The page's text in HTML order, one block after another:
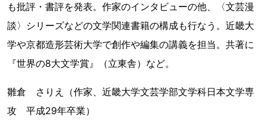
も批評・書評を発表。作家のインタビューの他、〈文芸漫
談〉シリーズなどの文学関連書籍の構成も行なう。近畿大
学や京都造形芸術大学で創作や編集の講義を担当。共著に
『世界の8大文学賞』（立東舎）など。
雛倉 さりえ（作家、近畿大学文芸学部文学科日本文学専
攻 平成29年卒業）